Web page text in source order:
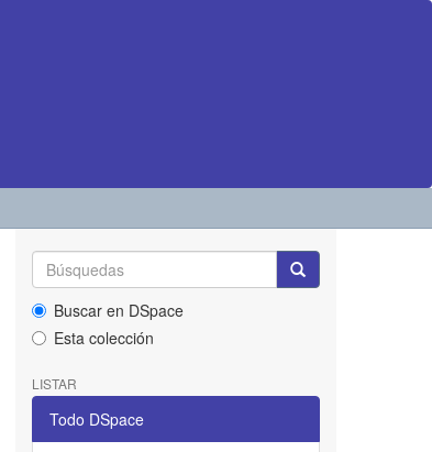
Buscar en DSpace
Esta colección
LISTAR
Todo DSpace